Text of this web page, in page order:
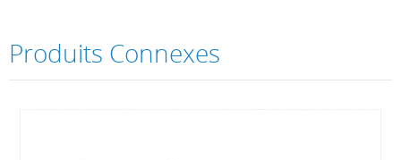
Produits Connexes